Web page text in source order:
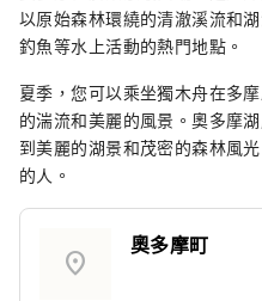
以原始森林環繞的清澈溪流和
釣魚等水上活動的熱門地點。
夏季，您可以乘坐獨木舟在多
的湍流和美麗的風景。奧多摩
到美麗的湖景和茂密的森林風
的人。
location_on
奧多摩町